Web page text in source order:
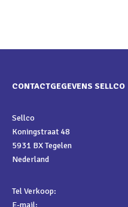
CONTACTGEGEVENS SELLCO
Sellco
Koningstraat 48
5931 BX Tegelen
Nederland
Tel Verkoop:
E-mail: